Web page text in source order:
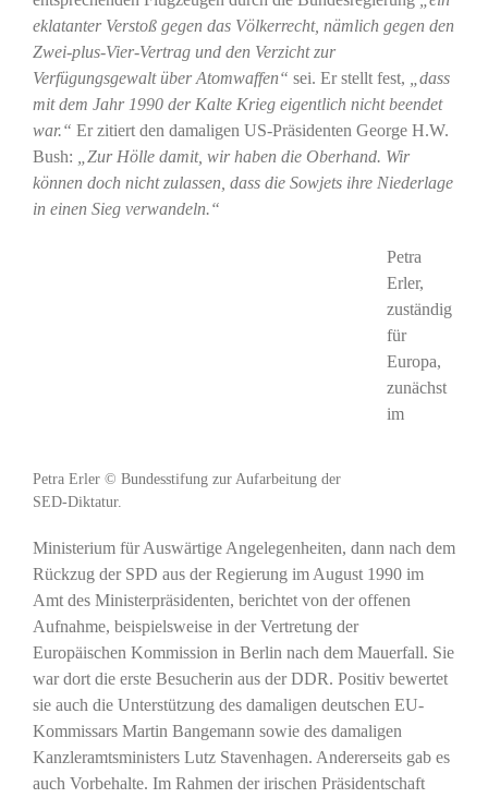
eklatanter Verstoß gegen das Völkerrecht, nämlich gegen den
Zwei-plus-Vier-Vertrag und den Verzicht zur
Verfügungsgewalt über Atomwaffen“ sei. Er stellt fest,
„dass
mit dem Jahr 1990 der Kalte Krieg eigentlich nicht beendet
war.“ Er zitiert den damaligen US-Präsidenten George H.W.
Bush:
„Zur Hölle damit, wir haben die Oberhand. Wir
können doch nicht zulassen, dass die Sowjets ihre Niederlage
in einen Sieg verwandeln.“
Petra Erler © Bundesstifung zur Aufarbeitung der
SED-Diktatur.
Petra
Erler,
zuständig
für
Europa,
zunächst
im
Ministerium für Auswärtige Angelegenheiten, dann nach dem
Rückzug der SPD aus der Regierung im August 1990 im
Amt des Ministerpräsidenten, berichtet von der offenen
Aufnahme, beispielsweise in der Vertretung der
Europäischen Kommission in Berlin nach dem Mauerfall. Sie
war dort die erste Besucherin aus der DDR. Positiv bewertet
sie auch die Unterstützung des damaligen deutschen EU-
Kommissars Martin Bangemann sowie des damaligen
Kanzleramtsministers Lutz Stavenhagen. Andererseits gab es
auch Vorbehalte. Im Rahmen der irischen Präsidentschaft